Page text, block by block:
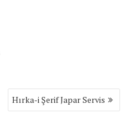
Hırka-i Şerif Japar Servis